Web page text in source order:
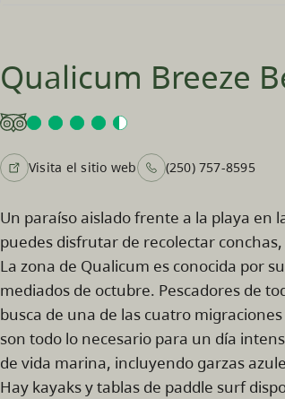
Qualicum Breeze
Visita el sitio web (250) 757-8595
Un paraíso aislado frente a la playa en
puedes disfrutar de recolectar
La zona de Qualicum es conocida por
mediados de octubre. Pescadores de
busca de una de las cuatro
son todo lo necesario para un día
de vida marina, incluyendo garzas
Hay kayaks y tablas de paddle surf